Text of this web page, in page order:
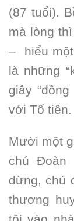
(87 tuổi).
mà lòng
– hiểu
là những
giây
với Tổ tiên.
Mười một
chú Đoàn
dừng, chú
thương